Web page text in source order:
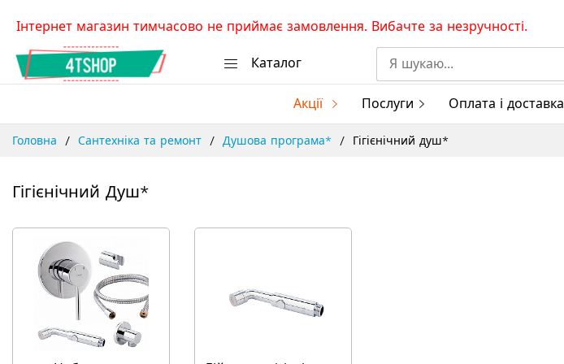
Skip
Content
Інтернет магазин тимчасово не приймає замовлення. Вибачте за незручності.
Каталог
Акції Послуги Оплата і доставка
Головна Сантехніка та ремонт Душова програма* Гігієнічний душ*
Гігієнічний Душ*